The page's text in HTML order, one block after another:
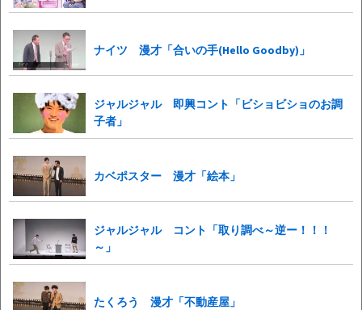
ナイツ 漫才「合いの手(Hello Goodby)」
ジャルジャル 即興コント「ビショビショのお調
子者」
カベポスター 漫才「絵本」
ジャルジャル コント「取り調べ～逆ー！！！
～」
たくろう 漫才「不動産屋」